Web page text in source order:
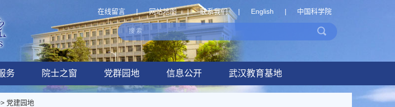
中国科学院
|
English
|
联系我们
|
网站地图
|
在线留言
务 院士之窗 党群园地 信息公开 武汉教育基地
党建园地